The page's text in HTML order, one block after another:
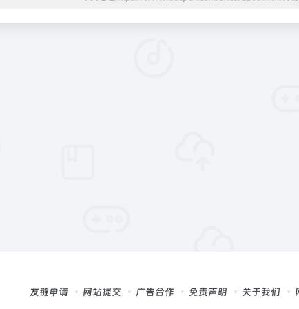
友链申请 网站提交 广告合作 免责声明 关于我们